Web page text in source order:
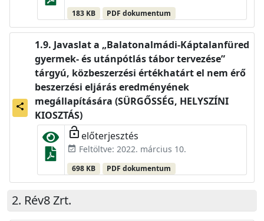
183 KB PDF dokumentum
share
Javaslat a „Balatonalmádi-Káptalanfüred
gyermek- és utánpótlás tábor tervezése”
tárgyú, közbeszerzési értékhatárt el nem érő
beszerzési eljárás eredményének
megállapítására (SÜRGŐSSÉG, HELYSZÍNI
KIOSZTÁS)
lock_open előterjesztés
event_available Feltöltve: 2022. március 10.
698 KB PDF dokumentum
Rév8 Zrt.